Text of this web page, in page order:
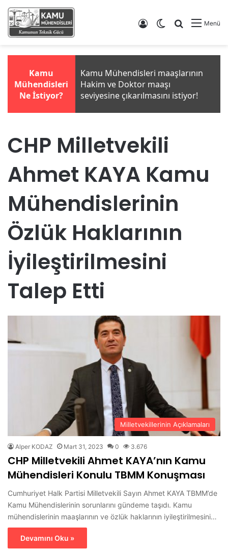
Menü
Arama yap
Dış görünümü
Giriş Yap
CHP Milletvekili
Ahmet KAYA Kamu
Mühendislerinin
Özlük Haklarının
İyileştirilmesini
Talep Etti
Milletvekillerinin Açıklamaları
Alper KODAZ Mart 31, 2023 0 3.676
CHP Milletvekili Ahmet KAYA’nın Kamu
Mühendisleri Konulu TBMM Konuşması
Cumhuriyet Halk Partisi Milletvekili Sayın Ahmet KAYA TBMM’de
Kamu Mühendislerinin sorunlarını gündeme taşıdı. Kamu
mühendislerinin maaşlarının ve özlük haklarının iyileştirilmesini…
Devamını Oku »